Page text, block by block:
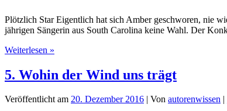
Plötzlich Star Eigentlich hat sich Amber geschworen, nie
jährigen Sängerin aus South Carolina keine Wahl. Der
Weiterlesen »
L.A.:
mit
5. Wohin der Wind uns trägt
Veröffentlicht am 20. Dezember 2016 | Von autorenwissen